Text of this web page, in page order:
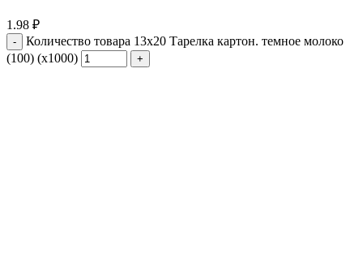
1.98 ₽
Количество товара 13х20 Тарелка картон. темное молоко
(100) (х1000)